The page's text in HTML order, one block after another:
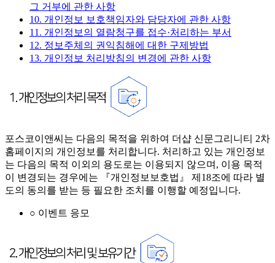
그 거부에 관한 사항
10. 개인정보 보호책임자와 담당자에 관한 사항
11. 개인정보의 열람청구를 접수·처리하는 부서
12. 정보주체의 권익침해에 대한 구제방법
13. 개인정보 처리방침의 변경에 관한 사항
포스코이앤씨는 다음의 목적을 위하여 더샵 신문그리니티 2차
홈페이지의 개인정보를 처리합니다. 처리하고 있는 개인정보
는 다음의 목적 이외의 용도로는 이용되지 않으며, 이용 목적
이 변경되는 경우에는 『개인정보보호법』 제18조에 따라 별
도의 동의를 받는 등 필요한 조치를 이행할 예정입니다.
○ 이벤트 응모